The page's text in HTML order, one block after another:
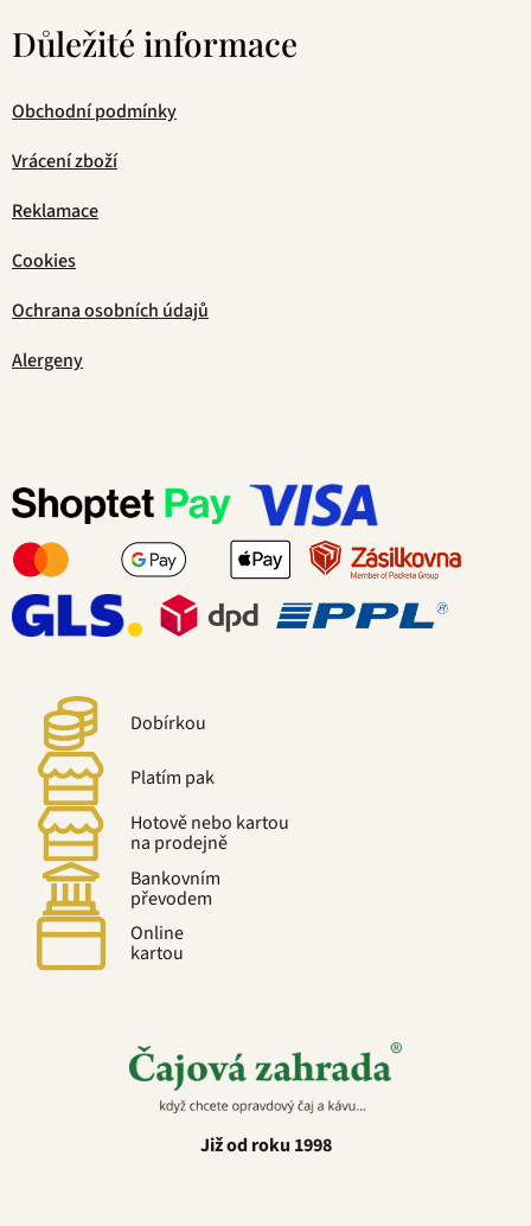
Důležité informace
Obchodní podmínky
Vrácení zboží
Reklamace
Cookies
Ochrana osobních údajů
Alergeny
Dobírkou
Platím pak
Hotově nebo kartou
na prodejně
Bankovním
převodem
Online
kartou
Již od roku 1998